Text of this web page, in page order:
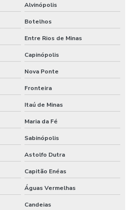
Alvinópolis
Botelhos
Entre Rios de Minas
Capinópolis
Nova Ponte
Fronteira
Itaú de Minas
Maria da Fé
Sabinópolis
Astolfo Dutra
Capitão Enéas
Águas Vermelhas
Candeias